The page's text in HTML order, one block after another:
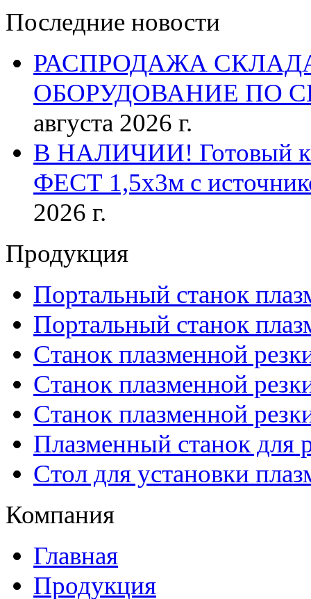
Последние новости
РАСПРОДАЖА
ОБОРУДОВАНИЕ ПО
августа 2026 г.
В НАЛИЧИИ! Готовый к
ФЕСТ 1,5х3м с
2026 г.
Продукция
Портальный станок
Портальный станок
Станок плазменной
Станок плазменной
Станок плазменной
Плазменный станок для
Стол для установки
Компания
Главная
Продукция